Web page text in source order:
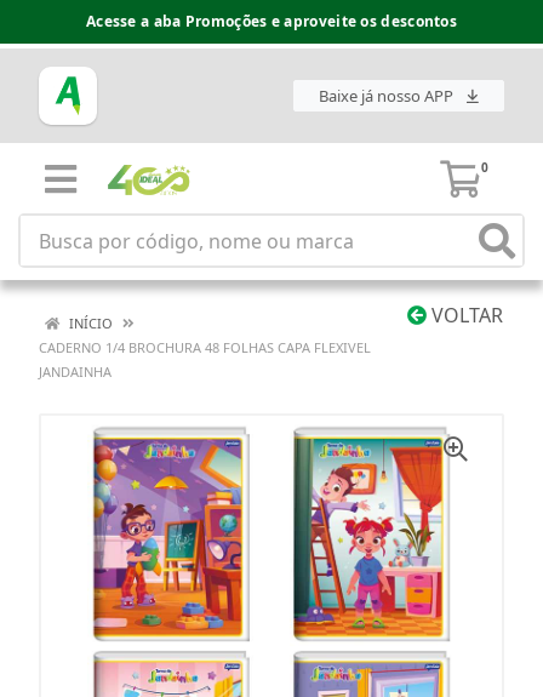
Acesse a aba Promoções e aproveite os descontos
Baixe já nosso APP
0
VOLTAR
INÍCIO
CADERNO 1/4 BROCHURA 48 FOLHAS CAPA FLEXIVEL
JANDAINHA